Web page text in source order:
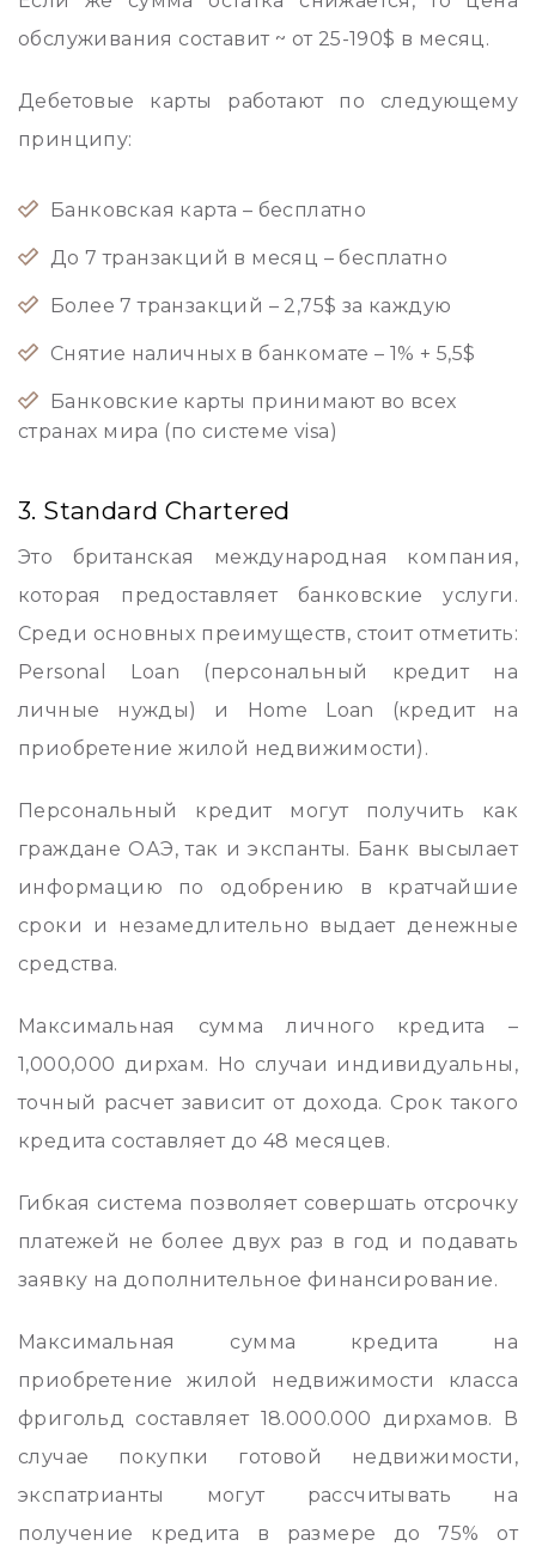
обслуживания составит ~ от 25-190$ в месяц.
Дебетовые карты работают по следующему
принципу:
Банковская карта – бесплатно
До 7 транзакций в месяц – бесплатно
Более 7 транзакций – 2,75$ за каждую
Снятие наличных в банкомате – 1% + 5,5$
Банковские карты принимают во всех
странах мира (по системе visa)
3. Standard Chartered
Это британская международная компания,
которая предоставляет банковские услуги.
Среди основных преимуществ, стоит отметить:
Personal Loan (персональный кредит на
личные нужды) и Home Loan (кредит на
приобретение жилой недвижимости).
Персональный кредит могут получить как
граждане ОАЭ, так и экспанты. Банк высылает
информацию по одобрению в кратчайшие
сроки и незамедлительно выдает денежные
средства.
Максимальная сумма личного кредита –
1,000,000 дирхам. Но случаи индивидуальны,
точный расчет зависит от дохода. Срок такого
кредита составляет до 48 месяцев.
Гибкая система позволяет совершать отсрочку
платежей не более двух раз в год и подавать
заявку на дополнительное финансирование.
Максимальная сумма кредита на
приобретение жилой недвижимости класса
фригольд составляет 18.000.000 дирхамов. В
случае покупки готовой недвижимости,
экспатрианты могут рассчитывать на
получение кредита в размере до 75% от